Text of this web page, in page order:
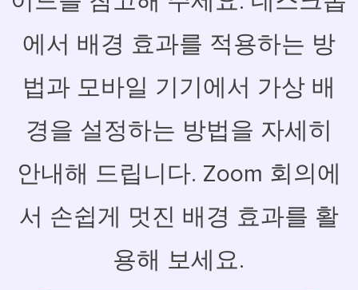
에서 배경 효과를 적용하는 방
법과 모바일 기기에서 가상 배
경을 설정하는 방법을 자세히
안내해 드립니다. Zoom 회의에
서 손쉽게 멋진 배경 효과를 활
용해 보세요.